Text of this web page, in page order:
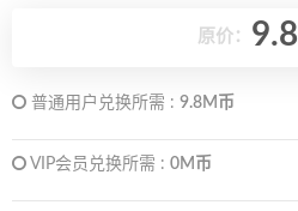
原价： 9.8
普通用户兑换所需 : 9.8M币
VIP会员兑换所需 : 0M币